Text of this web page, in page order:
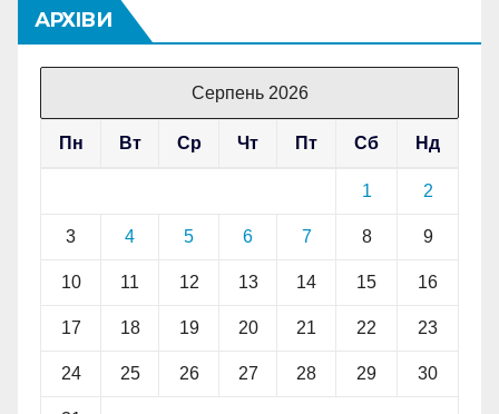
АРХІВИ
Серпень 2026
Пн Вт Ср Чт Пт Сб Нд
1 2
3 4 5 6 7 8 9
10 11 12 13 14 15 16
17 18 19 20 21 22 23
24 25 26 27 28 29 30